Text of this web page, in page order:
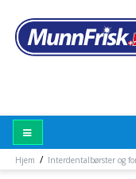
Hjem / Interdentalbørster og